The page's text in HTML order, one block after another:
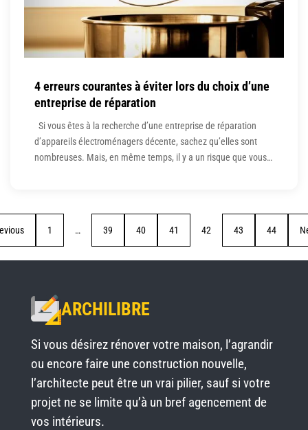
4 erreurs courantes à éviter lors du choix d’une
entreprise de réparation
Si vous êtes à la recherche d’une entreprise de réparation
d’appareils électroménagers décente, sachez qu’elles sont
nombreuses. Mais, en même temps, il y a un risque que vous
1 … 39 40 41 42 43 44
ARCHILIBRE
Si vous désirez rénover votre maison, l’agrandir
ou encore faire une construction nouvelle,
l’architecte peut être un vrai pilier, sauf si votre
projet ne se limite qu’à un bref agencement de
vos intérieurs.